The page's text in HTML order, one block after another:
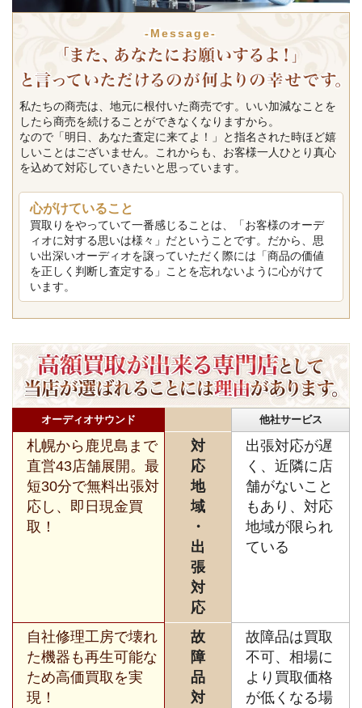
-Message-
私たちの商売は、地元に根付いた商売です。いい加減なことを
したら商売を続けることができなくなりますから。
なので「明日、あなた査定に来てよ！」と指名された時ほど嬉
しいことはございません。これからも、お客様一人ひとり真心
を込めて対応していきたいと思っています。
心がけていること
買取りをやっていて一番感じることは、「お客様のオーデ
ィオに対する思いは様々」だということです。だから、思
い出深いオーディオを譲っていただく際には「商品の価値
を正しく判断し査定する」ことを忘れないように心がけて
います。
オーディオサウンド 他社サービス
札幌から鹿児島まで
直営43店舗展開。最
短30分で無料出張対
応し、即日現金買
取！
対
応
地
域
・
出
張
対
応
出張対応が遅
く、近隣に店
舗がないこと
もあり、対応
地域が限られ
ている
自社修理工房で壊れ
た機器も再生可能な
ため高価買取を実
現！
故
障
品
対
故障品は買取
不可、相場に
より買取価格
が低くなる場